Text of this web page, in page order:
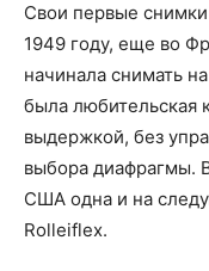
Свои первые
1949 году, еще во
начинала снимать
была любительская
выдержкой, без
выбора диафрагмы.
США одна и на
Rolleiflex.